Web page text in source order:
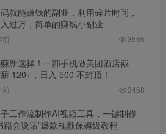
就能赚钱的副业，利用碎片时间，
过万，简单的赚钱小副业
前 3565
新选择！一部手机做美团酒店截
120+，日入 500 不封顶！
前 3468
工作流制作AI视频工具，一键制作
籍会说话”爆款视频保姆级教程